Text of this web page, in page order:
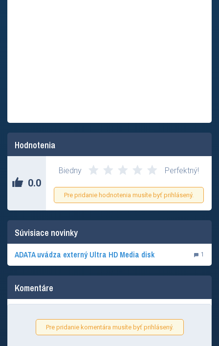
Hodnotenia
0.0
Biedny Perfektný!
Pre pridanie hodnotenia musíte byť prihlásený.
Súvisiace novinky
ADATA uvádza externý Ultra HD Media disk 1
Komentáre
Pre pridanie komentára musíte byť prihlásený.